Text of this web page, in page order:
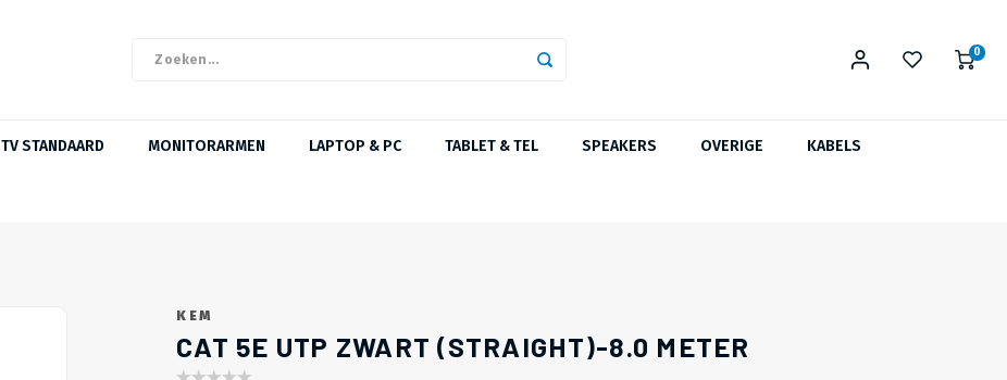
0
TV STANDAARD MONITORARMEN LAPTOP & PC TABLET & TEL SPEAKERS OVERIGE KABELS
KEM
CAT 5E UTP ZWART (STRAIGHT)-8.0 METER